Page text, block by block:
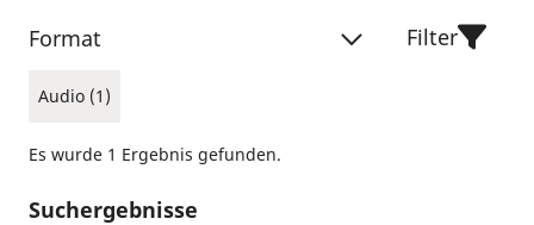
Format
Audio (1)
Filter
Es wurde 1 Ergebnis gefunden.
Suchergebnisse